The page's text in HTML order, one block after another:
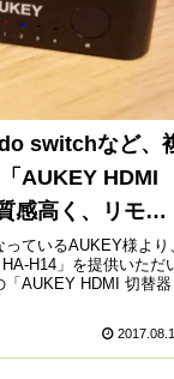
switchなど、
AUKEY HDMI
感高く、リモコ
ているAUKEY様より
H14」を提供いただ
「AUKEY HDMI 切替